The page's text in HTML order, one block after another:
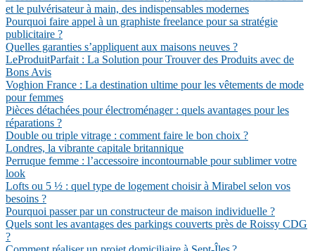
et le pulvérisateur à main, des indispensables modernes
Pourquoi faire appel à un graphiste freelance pour sa stratégie
publicitaire ?
Quelles garanties s’appliquent aux maisons neuves ?
LeProduitParfait : La Solution pour Trouver des Produits avec de
Bons Avis
Voghion France : La destination ultime pour les vêtements de mode
pour femmes
Pièces détachées pour électroménager : quels avantages pour les
réparations ?
Double ou triple vitrage : comment faire le bon choix ?
Londres, la vibrante capitale britannique
Perruque femme : l’accessoire incontournable pour sublimer votre
look
Lofts ou 5 ½ : quel type de logement choisir à Mirabel selon vos
besoins ?
Pourquoi passer par un constructeur de maison individuelle ?
Quels sont les avantages des parkings couverts près de Roissy CDG
?